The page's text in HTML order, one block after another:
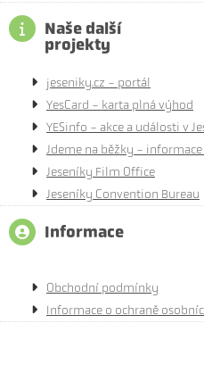
Naše další
projekty
jeseniky.cz - portál
YesCard - karta plná výhod
YESinfo - akce a události v
Jdeme na běžky -
Jeseníky Film Office
Jeseníky Convention Bureau
Informace
Obchodní podmínky
Informace o ochraně